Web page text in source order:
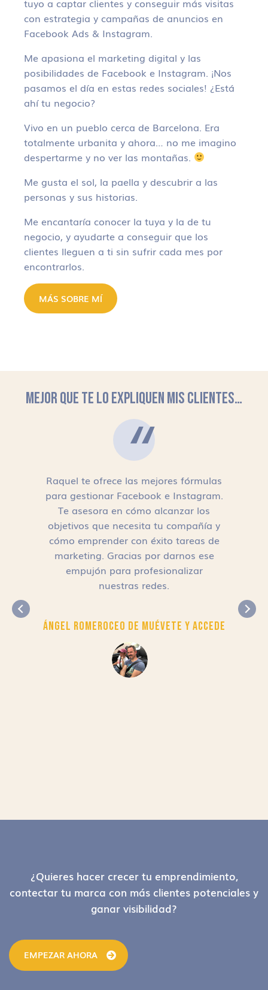
tuyo a captar clientes y conseguir más visitas
con estrategia y campañas de anuncios en
Facebook Ads & Instagram.
Me apasiona el marketing digital y las
posibilidades de Facebook e Instagram. ¡Nos
pasamos el día en estas redes sociales! ¿Está
ahí tu negocio?
Vivo en un pueblo cerca de Barcelona. Era
totalmente urbanita y ahora… no me imagino
despertarme y no ver las montañas.
Me gusta el sol, la paella y descubrir a las
personas y sus historias.
Me encantaría conocer la tuya y la de tu
negocio, y ayudarte a conseguir que los
clientes lleguen a ti sin sufrir cada mes por
encontrarlos.
MÁS SOBRE MÍ
MEJOR QUE TE LO EXPLIQUEN MIS CLIENTES…
Raquel te ofrece las mejores fórmulas
para gestionar Facebook e Instagram.
Te asesora en cómo alcanzar los
objetivos que necesita tu compañía y
cómo emprender con éxito tareas de
marketing. Gracias por darnos ese
empujón para profesionalizar
nuestras redes.
Ángel RomeroCEO de Muévete y Accede
Footer¿Quieres hacer crecer tu emprendimiento,
contectar tu marca con más clientes potenciales y
ganar visibilidad?
EMPEZAR AHORA